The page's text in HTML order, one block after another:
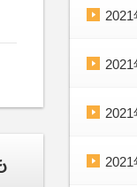
2021
2021
2021
2021